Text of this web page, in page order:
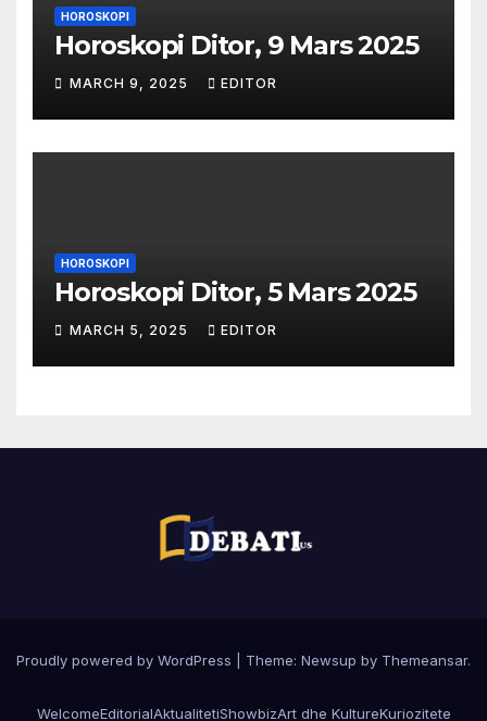
HOROSKOPI
Horoskopi Ditor, 9 Mars 2025
MARCH 9, 2025 EDITOR
HOROSKOPI
Horoskopi Ditor, 5 Mars 2025
MARCH 5, 2025 EDITOR
Proudly powered by WordPress Theme: Newsup by Themeansar.
WelcomeEditorialAktualitetiShowbizArt dhe KultureKuriozitete